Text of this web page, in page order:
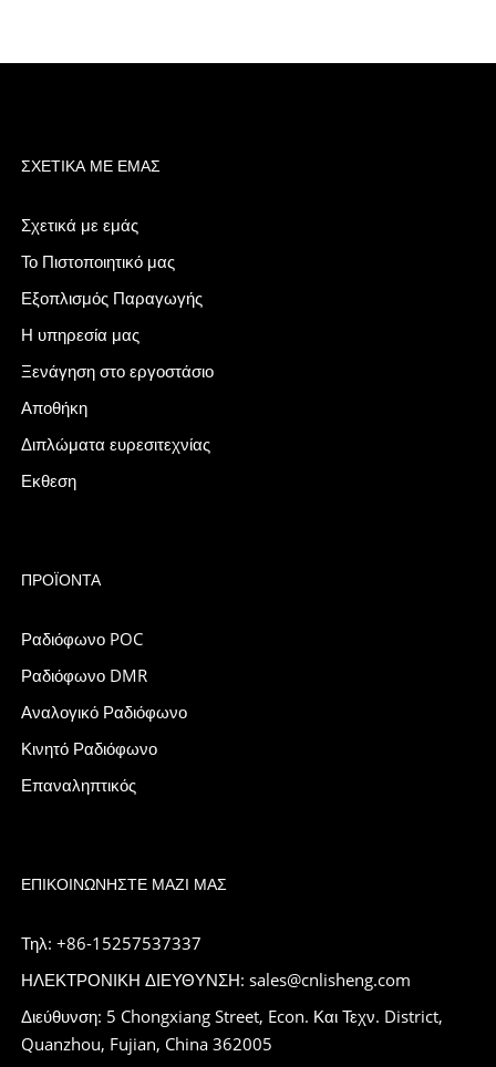
ΣΧΕΤΙΚΆ ΜΕ ΕΜΆΣ
Σχετικά με εμάς
Το Πιστοποιητικό μας
Εξοπλισμός Παραγωγής
Η υπηρεσία μας
Ξενάγηση στο εργοστάσιο
Αποθήκη
Διπλώματα ευρεσιτεχνίας
Εκθεση
ΠΡΟΪΌΝΤΑ
Ραδιόφωνο POC
Ραδιόφωνο DMR
Αναλογικό Ραδιόφωνο
Κινητό Ραδιόφωνο
Επαναληπτικός
ΕΠΙΚΟΙΝΩΝΉΣΤΕ ΜΑΖΊ ΜΑΣ
Τηλ: +86-15257537337
ΗΛΕΚΤΡΟΝΙΚΗ ΔΙΕΥΘΥΝΣΗ: sales@cnlisheng.com
Διεύθυνση: 5 Chongxiang Street, Econ. Και Τεχν. District,
Quanzhou, Fujian, China 362005